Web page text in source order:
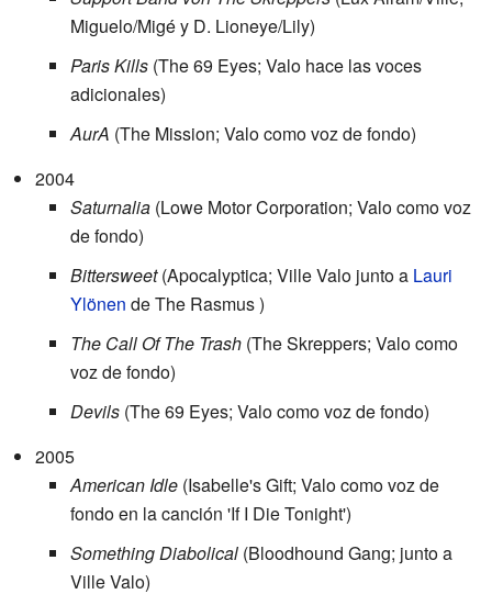
Miguelo/Migé y D. Lioneye/Lily)
Paris Kills (The 69 Eyes; Valo hace las voces
adicionales)
AurA (The Mission; Valo como voz de fondo)
2004
Saturnalia (Lowe Motor Corporation; Valo como voz
de fondo)
Bittersweet(Apocalyptica; Ville Valo junto a Lauri
Ylönen de The Rasmus )
The Call Of The Trash (The Skreppers; Valo como
voz de fondo)
Devils (The 69 Eyes; Valo como voz de fondo)
2005
American Idle (Isabelle's Gift; Valo como voz de
fondo en la canción 'If I Die Tonight')
Something Diabolical (Bloodhound Gang; junto a
Ville Valo)